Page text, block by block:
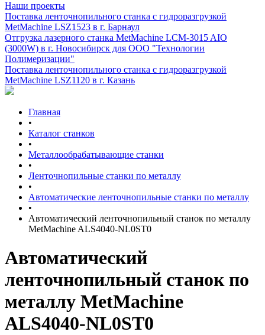
Наши проекты
Поставка ленточнопильного станка c гидроразгрузкой
MetMachine LSZ1523 в г. Барнаул
Отгрузка лазерного станка MetMachine LCM-3015 AIO
(3000W) в г. Новосибирск для ООО "Технологии
Полимеризации"
Поставка ленточнопильного станка c гидроразгрузкой
MetMachine LSZ1120 в г. Казань
Главная
•
Каталог станков
•
Металлообрабатывающие станки
•
Ленточнопильные станки по металлу
•
Автоматические ленточнопильные станки по металлу
•
Автоматический ленточнопильный станок по металлу
MetMachine ALS4040-NL0ST0
Автоматический
ленточнопильный станок по
металлу MetMachine
ALS4040-NL0ST0